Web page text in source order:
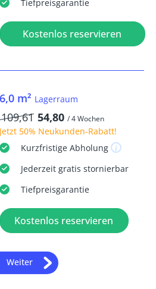
Tiefpreisgarantie
Kostenlos reservieren
6,0 m² Lagerraum
109,61 54,80 / 4 Wochen
Jetzt 50% Neukunden-Rabatt!
KurzfristigeAbholung
Jederzeit gratis stornierbar
Tiefpreisgarantie
Kostenlos reservieren
Weiter